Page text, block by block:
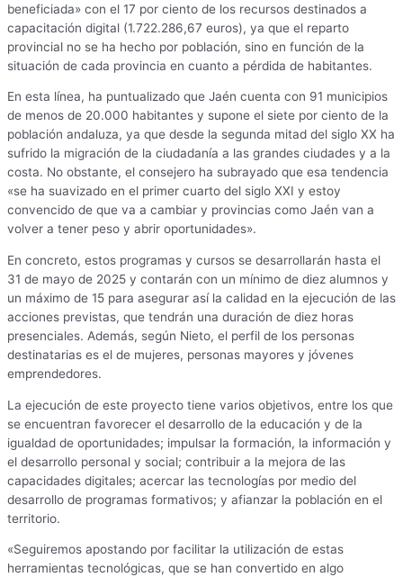
beneficiada» con el 17 por ciento de los recursos destinados a
capacitación digital (1.722.286,67 euros), ya que el reparto
provincial no se ha hecho por población, sino en función de la
situación de cada provincia en cuanto a pérdida de habitantes.
En esta línea, ha puntualizado que Jaén cuenta con 91 municipios
de menos de 20.000 habitantes y supone el siete por ciento de la
población andaluza, ya que desde la segunda mitad del siglo XX ha
sufrido la migración de la ciudadanía a las grandes ciudades y a la
costa. No obstante, el consejero ha subrayado que esa tendencia
«se ha suavizado en el primer cuarto del siglo XXI y estoy
convencido de que va a cambiar y provincias como Jaén van a
volver a tener peso y abrir oportunidades».
En concreto, estos programas y cursos se desarrollarán hasta el
31 de mayo de 2025 y contarán con un mínimo de diez alumnos y
un máximo de 15 para asegurar así la calidad en la ejecución de las
acciones previstas, que tendrán una duración de diez horas
presenciales. Además, según Nieto, el perfil de los personas
destinatarias es el de mujeres, personas mayores y jóvenes
emprendedores.
La ejecución de este proyecto tiene varios objetivos, entre los que
se encuentran favorecer el desarrollo de la educación y de la
igualdad de oportunidades; impulsar la formación, la información y
el desarrollo personal y social; contribuir a la mejora de las
capacidades digitales; acercar las tecnologías por medio del
desarrollo de programas formativos; y afianzar la población en el
territorio.
«Seguiremos apostando por facilitar la utilización de estas
herramientas tecnológicas, que se han convertido en algo